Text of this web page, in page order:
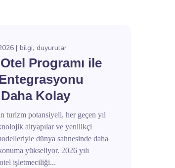
bilgi duyurular
Programı ile
Kolay
turizm potansiyeli, her geçen yıl
altyapılar ve yenilikçi
dünya sahnesinde daha
yükseliyor. 2026 yılı
işletmeciliği...